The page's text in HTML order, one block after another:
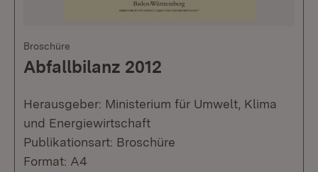
Broschüre
Abfallbilanz 2012
Herausgeber: Ministerium für Umwelt, Klima
und Energiewirtschaft
Publikationsart: Broschüre
Format: A4